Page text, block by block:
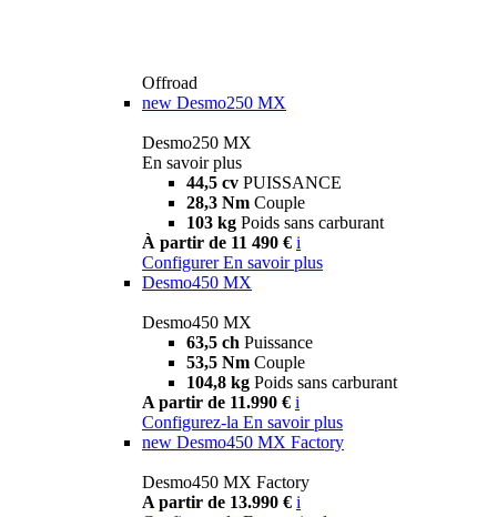
Offroad
new Desmo250 MX
Desmo250 MX
En savoir plus
44,5 cv PUISSANCE
28,3 Nm Couple
103 kg Poids sans carburant
À partir de 11 490 € i
Configurer En savoir plus
Desmo450 MX
Desmo450 MX
63,5 ch Puissance
53,5 Nm Couple
104,8 kg Poids sans carburant
A partir de 11.990 € i
Configurez-la En savoir plus
new Desmo450 MX Factory
Desmo450 MX Factory
A partir de 13.990 € i